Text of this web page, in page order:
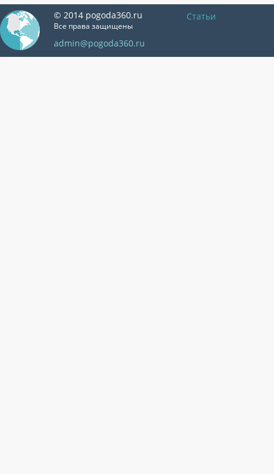
© 2014 pogoda360.ru
Все права защищены
admin@pogoda360.ru
Статьи